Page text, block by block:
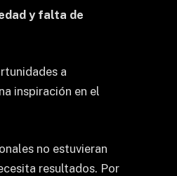
y falta de
a
inspiración en el
no estuvieran
resultados. Por